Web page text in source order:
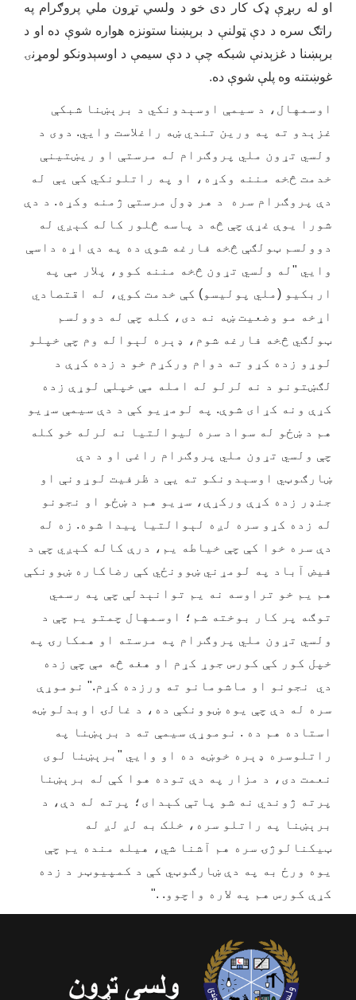
او له ربړې ډک کار دی خو د ولسي تړون ملي پروګرام په
راتګ سره د دې ټولنې د برېښنا ستونزه هواره شوې ده او د
برېښنا د غزېدنې شبکه چې د دې سیمې د اوسېدونکو لومړنۍ
غوښتنه وه پلې شوې ده.
اوسمهال، د سیمې اوسېدونکي د برېښنا شبکې
غزېدو ته په ورین تندي ښه راغلاست وایي. دوی د
ولسي تړون ملي پروګرام له مرستې او ریښتینې
خدمت څخه مننه وکړه، او په راتلونکي کې یې له
دې پروګرام سره د هر ډول مرستې ژمنه وکړه. د دې
شورا یوې غړې چې څه د پاسه څلور کاله کېږي له
دوولسم ټولګې څخه فارغه شوې ده په دې اړه داسې
وايي "له ولسي تړون څخه مننه کوو، پلار مې په
اربکیو (ملي پولیسو) کې خدمت کوي، له اقتصادي
اړخه مو وضعیت ښه نه دی، کله چې له دوولسم
ټولګي څخه فارغه شوم، ډېره لېواله وم چې خپلو
لوړو زده کړو ته دوام ورکړم خو د زده کړې د
لګښتونو د نه لرلو له امله مې خپلې لوړې زده
کړې ونه کړای شوې. په لومړیو کې د دې سیمې سړيو
هم د ښځو له سواد سره لیوالتیا نه لرله خو کله
چې ولسي تړون ملي پروګرام راغی او د دې
ښارګوټي اوسېدونکو ته یې د ظرفیت لوړونې او
جنډر زده کړې ورکړې، سړیو هم د ښځو او نجونو
له زده کړو سره لږه لېوالتیا پیدا شوه. زه له
دې سره خوا کې چې خیاطه یم، درې کاله کېږي چې د
فیض آباد په لومړني ښوونځي کې رضاکاره ښوونکې
هم یم خو تراوسه نه یم توانېدلې چې په رسمي
توګه پر کار بوخته شم؛ اوسمهال چمتو یم چې د
ولسي تړون ملي پروګرام په مرسته او همکارۍ په
خپل کور کې کورس جوړ کړم او هغه څه مې چې زده
دي نجونو او ماشومانو ته ورزده کړم."نوموړې
سره له دې چې یوه ښوونکې ده، د غالۍ اوبدلو ښه
استاده هم ده . نوموړې سیمې ته د برېښنا په
راتلوسره ډېره خوښه ده او وایي "برېښنا لوی
نعمت دی، د مزار په دې توده هوا کې له برېښنا
پرته ژوندي نه شو پاتې کېدای؛ پرته له دې، د
برېښنا په راتلو سره، خلک به لږ لږ له
ټیکنالوژۍ سره هم آشنا شي، هیله منده یم چې
یوه ورځ به په دې ښارګوټي کې د کمپیوټر د زده
کړې کورس هم په لاره واچوو.
."